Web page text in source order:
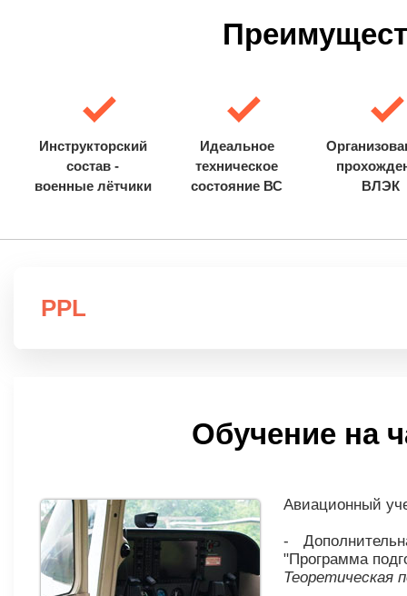
Инструкторский
состав -
военные лётчики
Идеальное
техническое
состояние ВС
ВЛЭК
PPL
Обучение на
Авиационный
-
"Программа
Теоретическая